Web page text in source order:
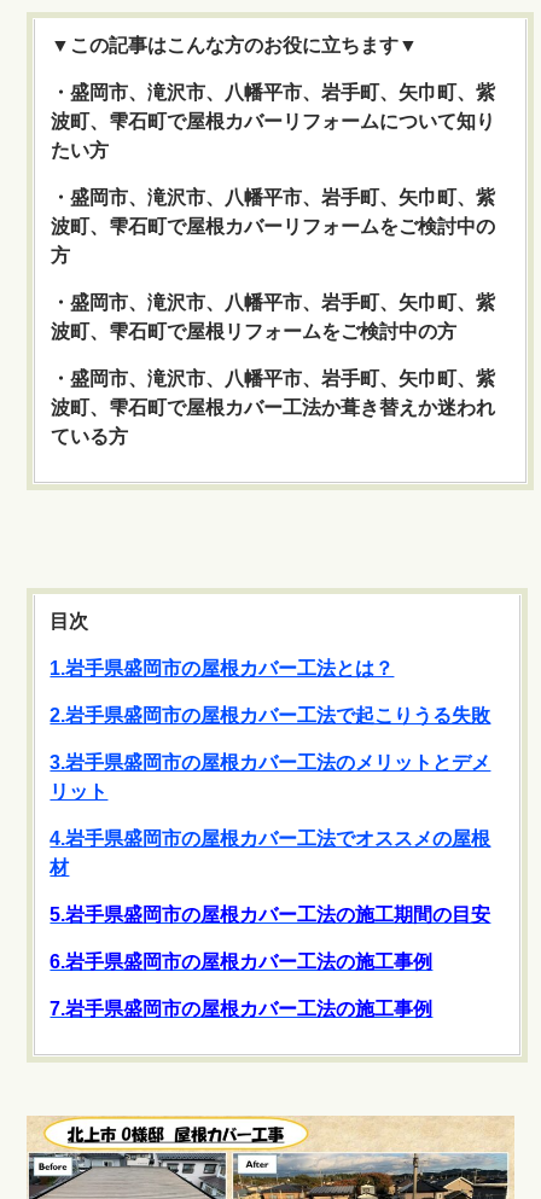
▼この記事はこんな方のお役に立ちます▼
・盛岡市、滝沢市、八幡平市、岩手町、矢巾町、紫
波町、雫石町で屋根カバーリフォームについて知り
たい方
・盛岡市、滝沢市、八幡平市、岩手町、矢巾町、紫
波町、雫石町で屋根カバーリフォームをご検討中の
方
・盛岡市、滝沢市、八幡平市、岩手町、矢巾町、紫
波町、雫石町で屋根リフォームをご検討中の方
・盛岡市、滝沢市、八幡平市、岩手町、矢巾町、紫
波町、雫石町で屋根カバー工法か葺き替えか迷われ
ている方
目次
1.岩手県盛岡市の屋根カバー工法とは？
2.岩手県盛岡市の屋根カバー工法で起こりうる失敗
3.岩手県盛岡市の屋根カバー工法のメリットとデメ
リット
4.岩手県盛岡市の屋根カバー工法でオススメの屋根
材
5.岩手県盛岡市の屋根カバー工法の施工期間の目安
6.岩手県盛岡市の屋根カバー工法の施工事例
7.岩手県盛岡市の屋根カバー工法の施工事例